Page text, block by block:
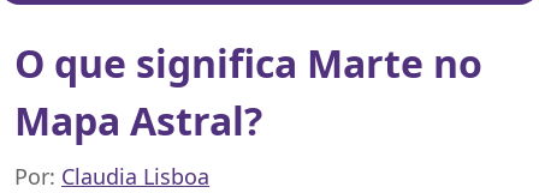
O que significa Marte no
Mapa Astral?
Por: Claudia Lisboa